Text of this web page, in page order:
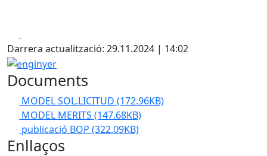
Darrera actualització: 29.11.2024 | 14:02
enginyer
Documents
MODEL SOL.LICITUD (172.96KB)
MODEL MERITS (147.68KB)
publicació BOP (322.09KB)
Enllaços